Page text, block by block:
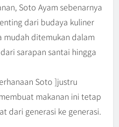
Soto Ayam sebenarnya
dari budaya kuliner
mudah ditemukan dalam
sarapan santai hingga
Soto ]justru
makanan ini tetap
dari generasi ke generasi.